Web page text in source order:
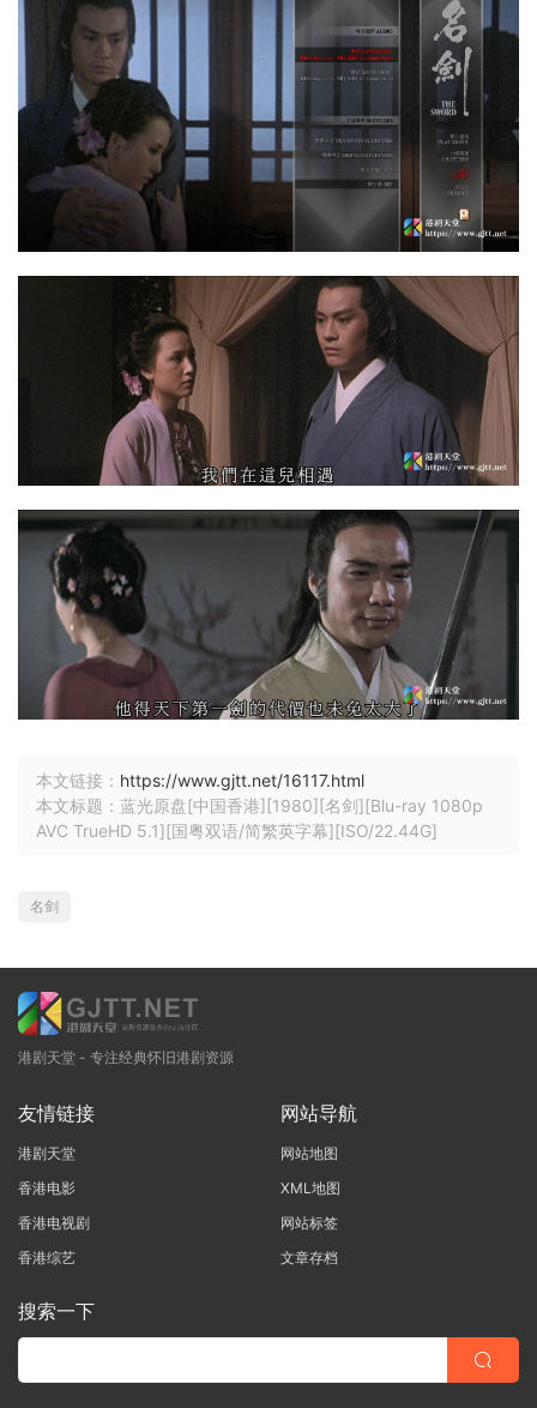
本文链接： https://www.gjtt.net/16117.html
本文标题：蓝光原盘[中国香港][1980][名剑][Blu-ray 1080p
AVC TrueHD 5.1][国粤双语/简繁英字幕][ISO/22.44G]
名剑
港剧天堂 - 专注经典怀旧港剧资源
友情链接
港剧天堂
香港电影
香港电视剧
香港综艺
网站导航
网站地图
XML地图
网站标签
文章存档
搜索一下